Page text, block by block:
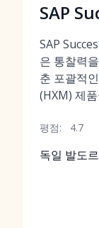
SAP
SAP
은 통찰력
춘 포괄적
(HXM) 제
평점: 4.7
독일 발도